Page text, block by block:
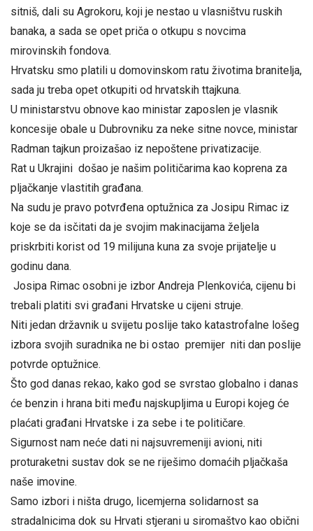
sitniš, dali su Agrokoru, koji je nestao u vlasništvu ruskih
banaka, a sada se opet priča o otkupu s novcima
mirovinskih fondova.
Hrvatsku smo platili u domovinskom ratu životima branitelja,
sada ju treba opet otkupiti od hrvatskih ttajkuna.
U ministarstvu obnove kao ministar zaposlen je vlasnik
koncesije obale u Dubrovniku za neke sitne novce, ministar
Radman tajkun proizašao iz nepoštene privatizacije.
Rat u Ukrajini došao je našim političarima kao koprena za
pljačkanje vlastitih građana.
Na sudu je pravo potvrđena optužnica za Josipu Rimac iz
koje se da isčitati da je svojim makinacijama željela
priskrbiti korist od 19 milijuna kuna za svoje prijatelje u
godinu dana.
Josipa Rimac osobni je izbor Andreja Plenkovića, cijenu bi
trebali platiti svi građani Hrvatske u cijeni struje.
Niti jedan državnik u svijetu poslije tako katastrofalne lošeg
izbora svojih suradnika ne bi ostao premijer niti dan poslije
potvrde optužnice.
Što god danas rekao, kako god se svrstao globalno i danas
će benzin i hrana biti među najskupljima u Europi kojeg će
plaćati građani Hrvatske i za sebe i te političare.
Sigurnost nam neće dati ni najsuvremeniji avioni, niti
proturaketni sustav dok se ne riješimo domaćih pljačkaša
naše imovine.
Samo izbori i ništa drugo, licemjerna solidarnost sa
stradalnicima dok su Hrvati stjerani u siromaštvo kao obični